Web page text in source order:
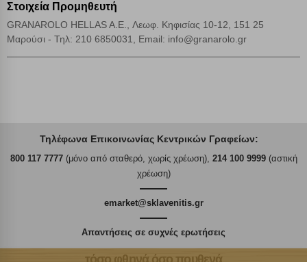
Στοιχεία Προμηθευτή
GRANAROLO HELLAS A.E., Λεωφ. Κηφισίας 10-12, 151 25
Μαρούσι - Τηλ: 210 6850031, Email: info@granarolo.gr
Τηλέφωνα Επικοινωνίας Κεντρικών Γραφείων:
800 117 7777(μόνο από σταθερό, χωρίς χρέωση), 214 100 9999(αστική
χρέωση)
emarket@sklavenitis.gr
Απαντήσεις σε συχνές ερωτήσεις